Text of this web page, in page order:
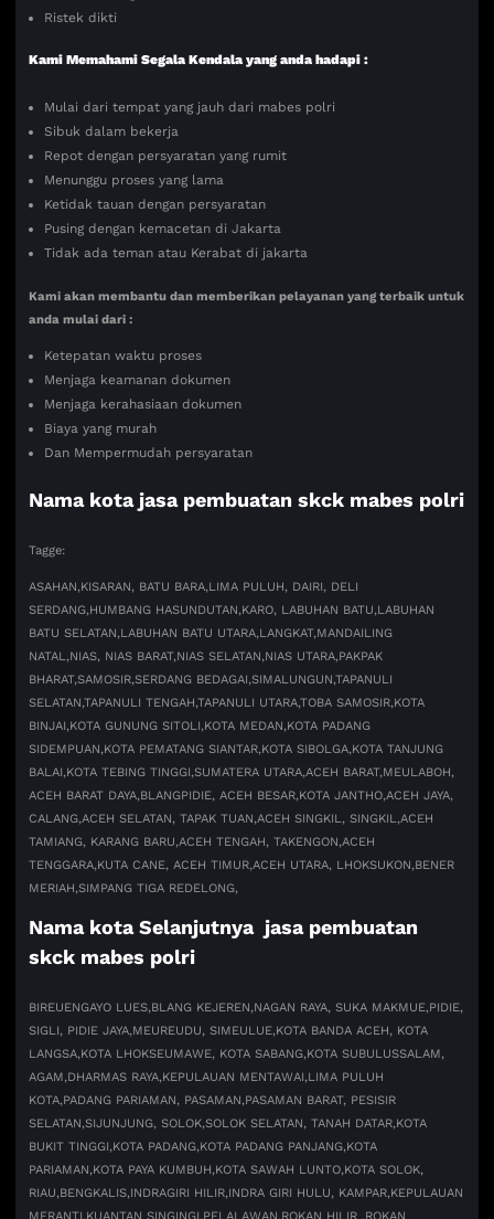
Ristek dikti
Kami Memahami Segala Kendala yang anda hadapi :
Mulai dari tempat yang jauh dari mabes polri
Sibuk dalam bekerja
Repot dengan persyaratan yang rumit
Menunggu proses yang lama
Ketidak tauan dengan persyaratan
Pusing dengan kemacetan di Jakarta
Tidak ada teman atau Kerabat di jakarta
Kami akan membantu dan memberikan pelayanan yang terbaik untuk
anda mulai dari :
Ketepatan waktu proses
Menjaga keamanan dokumen
Menjaga kerahasiaan dokumen
Biaya yang murah
Dan Mempermudah persyaratan
Nama kota jasa pembuatan skck mabes polri
Tagge:
ASAHAN,KISARAN, BATU BARA,LIMA PULUH, DAIRI, DELI
SERDANG,HUMBANG HASUNDUTAN,KARO, LABUHAN BATU,LABUHAN
BATU SELATAN,LABUHAN BATU UTARA,LANGKAT,MANDAILING
NATAL,NIAS, NIAS BARAT,NIAS SELATAN,NIAS UTARA,PAKPAK
BHARAT,SAMOSIR,SERDANG BEDAGAI,SIMALUNGUN,TAPANULI
SELATAN,TAPANULI TENGAH,TAPANULI UTARA,TOBA SAMOSIR,KOTA
BINJAI,KOTA GUNUNG SITOLI,KOTA MEDAN,KOTA PADANG
SIDEMPUAN,KOTA PEMATANG SIANTAR,KOTA SIBOLGA,KOTA TANJUNG
BALAI,KOTA TEBING TINGGI,SUMATERA UTARA,ACEH BARAT,MEULABOH,
ACEH BARAT DAYA,BLANGPIDIE, ACEH BESAR,KOTA JANTHO,ACEH JAYA,
CALANG,ACEH SELATAN, TAPAK TUAN,ACEH SINGKIL, SINGKIL,ACEH
TAMIANG, KARANG BARU,ACEH TENGAH, TAKENGON,ACEH
TENGGARA,KUTA CANE, ACEH TIMUR,ACEH UTARA, LHOKSUKON,BENER
MERIAH,SIMPANG TIGA REDELONG,
Nama kota Selanjutnya jasa pembuatan
skck mabes polri
BIREUENGAYO LUES,BLANG KEJEREN,NAGAN RAYA, SUKA MAKMUE,PIDIE,
SIGLI, PIDIE JAYA,MEUREUDU, SIMEULUE,KOTA BANDA ACEH, KOTA
LANGSA,KOTA LHOKSEUMAWE, KOTA SABANG,KOTA SUBULUSSALAM,
AGAM,DHARMAS RAYA,KEPULAUAN MENTAWAI,LIMA PULUH
KOTA,PADANG PARIAMAN, PASAMAN,PASAMAN BARAT, PESISIR
SELATAN,SIJUNJUNG, SOLOK,SOLOK SELATAN, TANAH DATAR,KOTA
BUKIT TINGGI,KOTA PADANG,KOTA PADANG PANJANG,KOTA
PARIAMAN,KOTA PAYA KUMBUH,KOTA SAWAH LUNTO,KOTA SOLOK,
RIAU,BENGKALIS,INDRAGIRI HILIR,INDRA GIRI HULU, KAMPAR,KEPULAUAN